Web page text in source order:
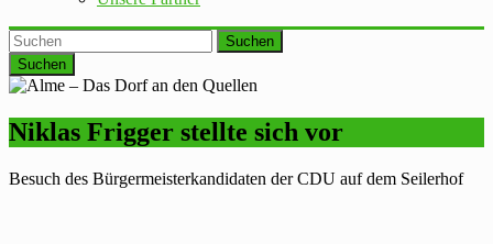
Suchen
Niklas Frigger stellte sich vor
Besuch des Bürgermeisterkandidaten der CDU auf dem Seilerhof